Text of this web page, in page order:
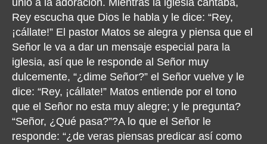
Rey escucha que Dios le habla y le dice: “Rey,
¡cállate!” El pastor Matos se alegra y piensa que el
Señor le va a dar un mensaje especial para la
iglesia, así que le responde al Señor muy
dulcemente, “¿dime Señor?” el Señor vuelve y le
dice: “Rey, ¡cállate!” Matos entiende por el tono
que el Señor no esta muy alegre; y le pregunta?
“Señor, ¿Qué pasa?”?A lo que el Señor le
responde: “¿de veras piensas predicar así como